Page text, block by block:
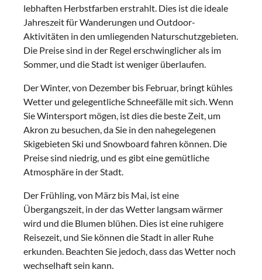
lebhaften Herbstfarben erstrahlt. Dies ist die ideale
Jahreszeit für Wanderungen und Outdoor-
Aktivitäten in den umliegenden Naturschutzgebieten.
Die Preise sind in der Regel erschwinglicher als im
Sommer, und die Stadt ist weniger überlaufen.
Der Winter, von Dezember bis Februar, bringt kühles
Wetter und gelegentliche Schneefälle mit sich. Wenn
Sie Wintersport mögen, ist dies die beste Zeit, um
Akron zu besuchen, da Sie in den nahegelegenen
Skigebieten Ski und Snowboard fahren können. Die
Preise sind niedrig, und es gibt eine gemütliche
Atmosphäre in der Stadt.
Der Frühling, von März bis Mai, ist eine
Übergangszeit, in der das Wetter langsam wärmer
wird und die Blumen blühen. Dies ist eine ruhigere
Reisezeit, und Sie können die Stadt in aller Ruhe
erkunden. Beachten Sie jedoch, dass das Wetter noch
wechselhaft sein kann.